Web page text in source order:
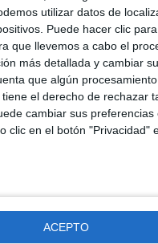
utilizar datos de
Puede hacer clic para
que llevemos a cabo el
más detallada y cambiar
que algún
el derecho de rechazar
cambiar sus preferencias
clic en el botón "Privacidad"
ACEPTO